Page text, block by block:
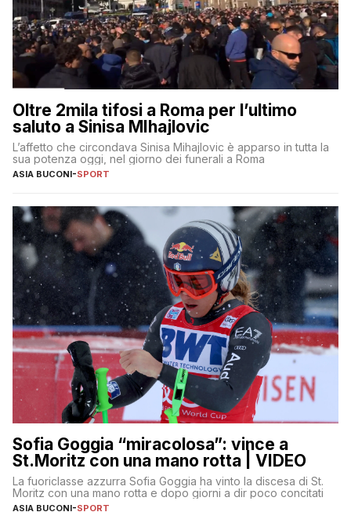
Oltre 2mila tifosi a Roma per l’ultimo
saluto a Sinisa MIhajlovic
L’affetto che circondava Sinisa Mihajlovic è apparso in tutta la
sua potenza oggi, nel giorno dei funerali a Roma
ASIA BUCONI-SPORT
Sofia Goggia “miracolosa”: vince a
St.Moritz con una mano rotta | VIDEO
La fuoriclasse azzurra Sofia Goggia ha vinto la discesa di St.
Moritz con una mano rotta e dopo giorni a dir poco concitati
ASIA BUCONI-SPORT